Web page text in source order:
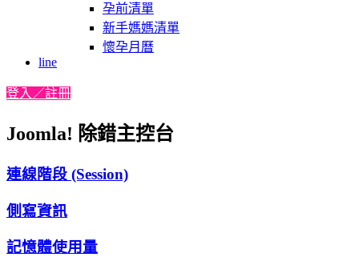
孕前清單
新手媽媽清單
懷孕月曆
line
登入／註冊
Joomla! 除錯主控台
連線階段 (Session)
側寫資訊
記憶體使用量